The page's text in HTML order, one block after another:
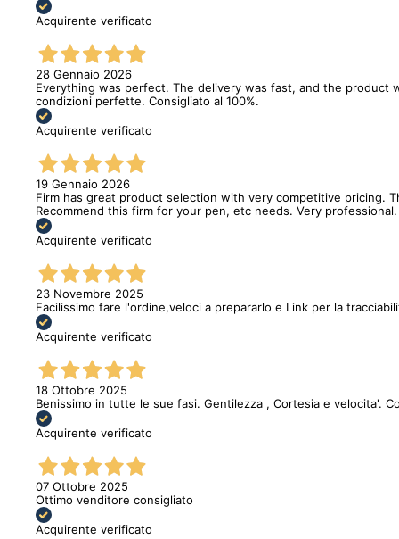
Acquirente verificato
28 Gennaio 2026
Everything was perfect. The delivery was fast, and the product
condizioni perfette. Consigliato al 100%.
Acquirente verificato
19 Gennaio 2026
Firm has great product selection with very competitive pricing.
Recommend this firm for your pen, etc needs. Very professional.
Acquirente verificato
23 Novembre 2025
Facilissimo fare l'ordine,veloci a prepararlo e Link per la
Acquirente verificato
18 Ottobre 2025
Benissimo in tutte le sue fasi. Gentilezza , Cortesia e velocita'.
Acquirente verificato
07 Ottobre 2025
Ottimo venditore consigliato
Acquirente verificato